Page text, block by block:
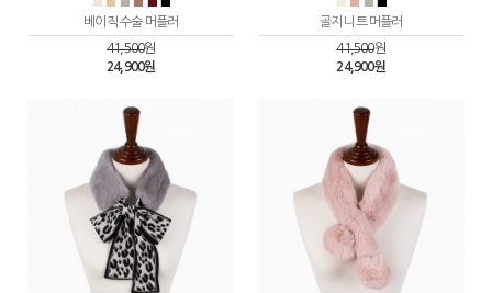
베이직 수술 머플러
41,500원
24,900원
골지 니트 머플러
41,500원
24,900원